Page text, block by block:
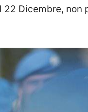
Dicembre, non